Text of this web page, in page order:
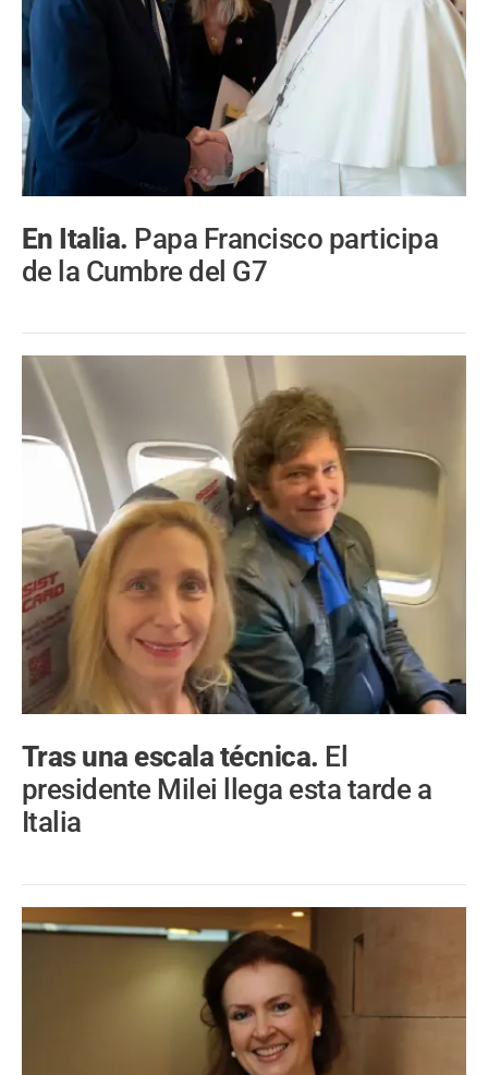
En Italia. Papa Francisco participa
de la Cumbre del G7
Tras una escala técnica. El
presidente Milei llega esta tarde a
Italia